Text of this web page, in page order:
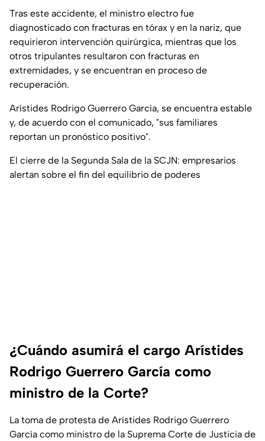
Tras este accidente, el ministro electro fue
diagnosticado con fracturas en tórax y en la nariz, que
requirieron intervención quirúrgica, mientras que los
otros tripulantes resultaron con fracturas en
extremidades, y se encuentran en proceso de
recuperación.
Arístides Rodrigo Guerrero García, se encuentra estable
y, de acuerdo con el comunicado, "sus familiares
reportan un pronóstico positivo".
El cierre de la Segunda Sala de la SCJN: empresarios
alertan sobre el fin del equilibrio de poderes
¿Cuándo asumirá el cargo Arístides
Rodrigo Guerrero García como
ministro de la Corte?
La toma de protesta de Arístides Rodrigo Guerrero
García como ministro de la Suprema Corte de Justicia de